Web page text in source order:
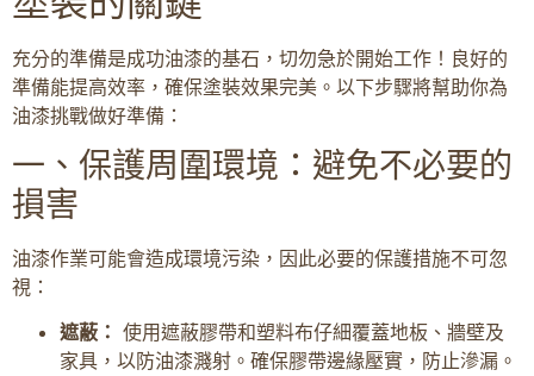
充分的準備是成功油漆的基石，切勿急於開始工作！良好的
準備能提高效率，確保塗裝效果完美。以下步驟將幫助你為
油漆挑戰做好準備：
一、保護周圍環境：避免不必要的
損害
油漆作業可能會造成環境污染，因此必要的保護措施不可忽
視：
遮蔽： 使用遮蔽膠帶和塑料布仔細覆蓋地板、牆壁及
家具，以防油漆濺射。確保膠帶邊緣壓實，防止滲漏。